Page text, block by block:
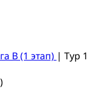
В (1 этап) | Тур 1